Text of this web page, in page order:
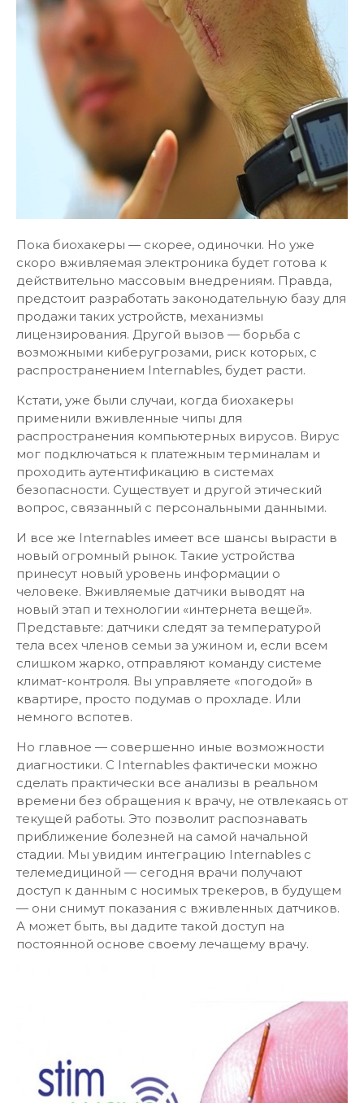
Пока биохакеры — скорее, одиночки. Но уже
скоро вживляемая электроника будет готова к
действительно массовым внедрениям. Правда,
предстоит разработать законодательную базу для
продажи таких устройств, механизмы
лицензирования. Другой вызов — борьба с
возможными киберугрозами, риск которых, с
распространением Internables, будет расти.
Кстати, уже были случаи, когда биохакеры
применили вживленные чипы для
распространения компьютерных вирусов. Вирус
мог подключаться к платежным терминалам и
проходить аутентификацию в системах
безопасности. Существует и другой этический
вопрос, связанный с персональными данными.
И все же Internables имеет все шансы вырасти в
новый огромный рынок. Такие устройства
принесут новый уровень информации о
человеке. Вживляемые датчики выводят на
новый этап и технологии «интернета вещей».
Представьте: датчики следят за температурой
тела всех членов семьи за ужином и, если всем
слишком жарко, отправляют команду системе
климат-контроля. Вы управляете «погодой» в
квартире, просто подумав о прохладе. Или
немного вспотев.
Но главное — совершенно иные возможности
диагностики. С Internables фактически можно
сделать практически все анализы в реальном
времени без обращения к врачу, не отвлекаясь от
текущей работы. Это позволит распознавать
приближение болезней на самой начальной
стадии. Мы увидим интеграцию Internables с
телемедициной — сегодня врачи получают
доступ к данным с носимых трекеров, в будущем
— они снимут показания с вживленных датчиков.
А может быть, вы дадите такой доступ на
постоянной основе своему лечащему врачу.